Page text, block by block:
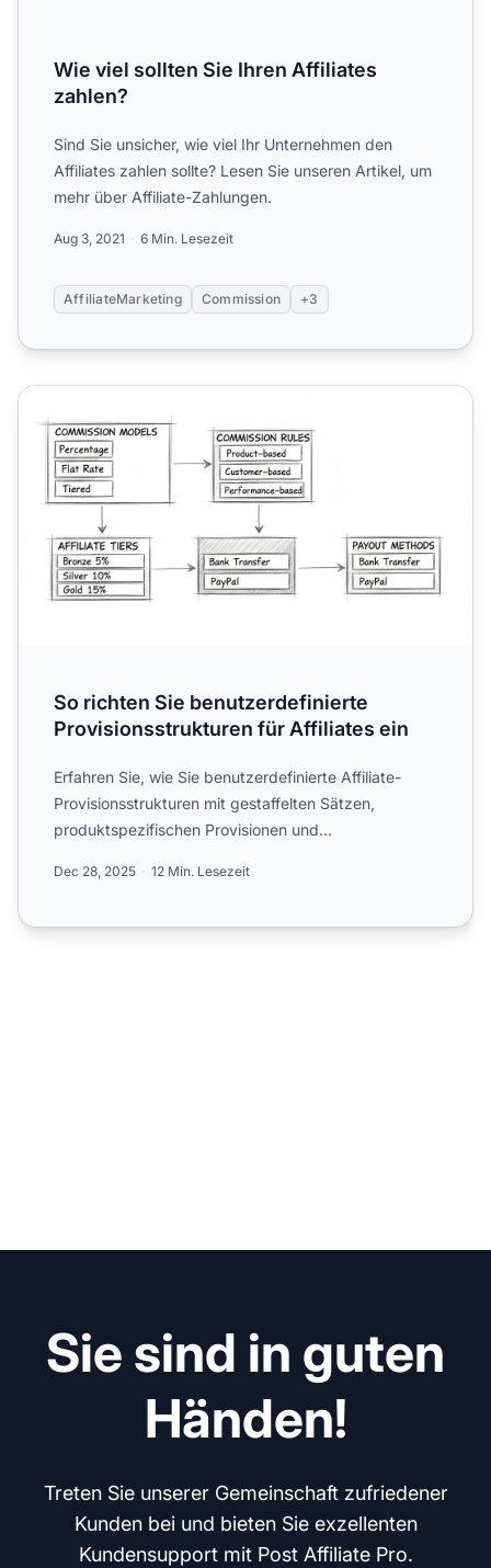
Wie viel sollten Sie Ihren Affiliates
zahlen?
Sind Sie unsicher, wie viel Ihr Unternehmen den
Affiliates zahlen sollte? Lesen Sie unseren Artikel, um
mehr über Affiliate-Zahlungen.
Aug 3, 2021 6 Min. Lesezeit
AffiliateMarketing Commission +3
So richten Sie benutzerdefinierte Provisionsstrukturen für
So richten Sie benutzerdefinierte
Provisionsstrukturen für Affiliates ein
Erfahren Sie, wie Sie benutzerdefinierte Affiliate-
Provisionsstrukturen mit gestaffelten Sätzen,
produktspezifischen Provisionen und
Dec 28, 2025 12 Min. Lesezeit
Sie sind in guten
Händen!
Treten Sie unserer Gemeinschaft zufriedener
Kunden bei und bieten Sie exzellenten
Kundensupport mit Post Affiliate Pro.